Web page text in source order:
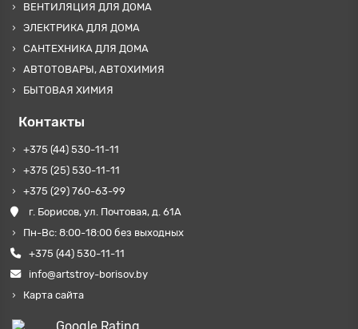
ВЕНТИЛЯЦИЯ ДЛЯ ДОМА
ЭЛЕКТРИКА ДЛЯ ДОМА
САНТЕХНИКА ДЛЯ ДОМА
АВТОТОВАРЫ, АВТОХИМИЯ
БЫТОВАЯ ХИМИЯ
Контакты
+375 (44) 530-11-11
+375 (25) 530-11-11
+375 (29) 760-63-99
г. Борисов, ул. Почтовая, д. 61А
Пн-Вс: 8:00-18:00 без выходных
+375 (44) 530-11-11
info@artstroy-borisov.by
Карта сайта